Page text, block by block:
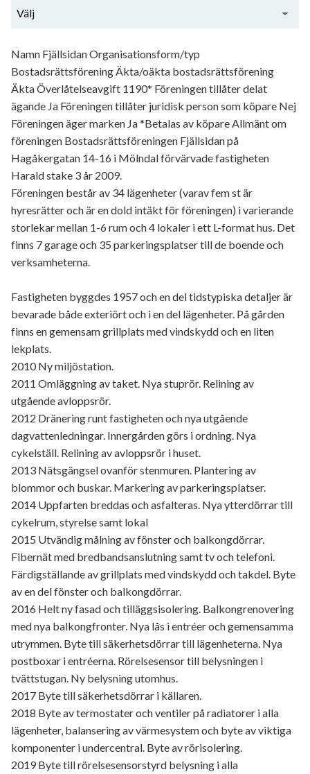
Välj
Namn Fjällsidan Organisationsform/typ
Bostadsrättsförening Äkta/oäkta bostadsrättsförening
Äkta Överlåtelseavgift 1190* Föreningen tillåter delat
ägande Ja Föreningen tillåter juridisk person som köpare Nej
Föreningen äger marken Ja *Betalas av köpare Allmänt om
föreningen Bostadsrättsföreningen Fjällsidan på
Hagåkergatan 14-16 i Mölndal förvärvade fastigheten
Harald stake 3 år 2009.
Föreningen består av 34 lägenheter (varav fem st är
hyresrätter och är en dold intäkt för föreningen) i varierande
storlekar mellan 1-6 rum och 4 lokaler i ett L-format hus. Det
finns 7 garage och 35 parkeringsplatser till de boende och
verksamheterna.
Fastigheten byggdes 1957 och en del tidstypiska detaljer är
bevarade både exteriört och i en del lägenheter. På gården
finns en gemensam grillplats med vindskydd och en liten
lekplats.
2010 Ny miljöstation.
2011 Omläggning av taket. Nya stuprör. Relining av
utgående avloppsrör.
2012 Dränering runt fastigheten och nya utgående
dagvattenledningar. Innergården görs i ordning. Nya
cykelställ. Relining av avloppsrör i huset.
2013 Nätsgängsel ovanför stenmuren. Plantering av
blommor och buskar. Markering av parkeringsplatser.
2014 Uppfarten breddas och asfalteras. Nya ytterdörrar till
cykelrum, styrelse samt lokal
2015 Utvändig målning av fönster och balkongdörrar.
Fibernät med bredbandsanslutning samt tv och telefoni.
Färdigställande av grillplats med vindskydd och takdel. Byte
av en del fönster och balkongdörrar.
2016 Helt ny fasad och tilläggsisolering. Balkongrenovering
med nya balkongfronter. Nya lås i entréer och gemensamma
utrymmen. Byte till säkerhetsdörrar till lägenheterna. Nya
postboxar i entréerna. Rörelsesensor till belysningen i
tvättstugan. Ny belysning utomhus.
2017 Byte till säkerhetsdörrar i källaren.
2018 Byte av termostater och ventiler på radiatorer i alla
lägenheter, balansering av värmesystem och byte av viktiga
komponenter i undercentral. Byte av rörisolering.
2019 Byte till rörelsesensorstyrd belysning i alla